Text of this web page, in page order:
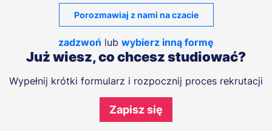
Porozmawiaj z nami na czacie
zadzwoń lub wybierz inną formę
Już wiesz, co chcesz studiować?
Wypełnij krótki formularz i rozpocznij proces rekrutacji
Zapisz się